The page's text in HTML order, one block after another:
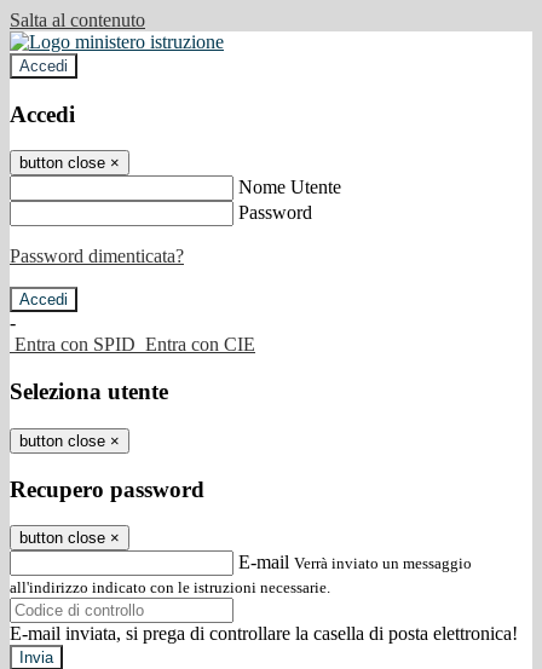
Salta al contenuto
Accedi
Accedi
button close ×
Nome Utente
Password
Password dimenticata?
-
Entra con SPID Entra con CIE
Seleziona utente
button close ×
Recupero password
button close ×
E-mail Verrà inviato un messaggio
all'indirizzo indicato con le istruzioni necessarie.
E-mail inviata, si prega di controllare la casella di posta elettronica!